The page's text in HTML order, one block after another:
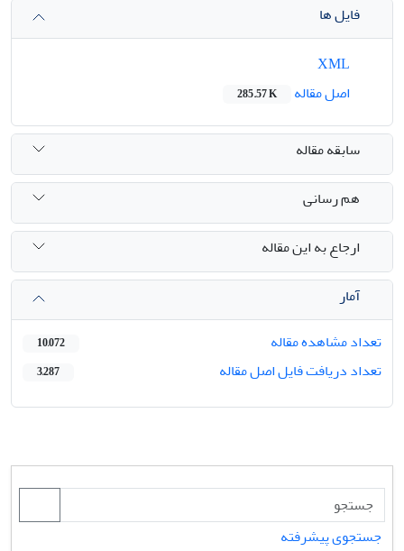
فایل ها
اصل مقاله
285.57 K
سابقه مقاله
هم رسانی
ارجاع به این مقاله
آمار
تعداد مشاهده مقاله
10,072
تعداد دریافت فایل اصل مقاله 3,287
جستجوی پیشرفته